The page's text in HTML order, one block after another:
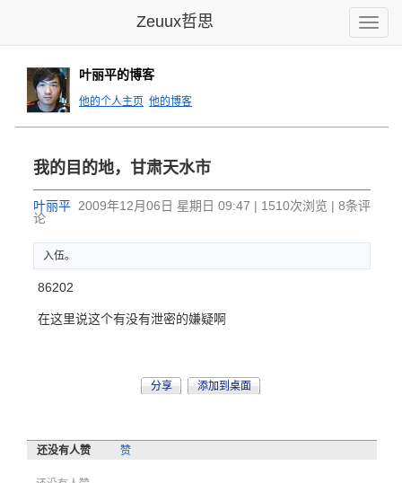
Toggle
Zeuux哲思
叶丽平的博客
他的个人主页 他的博客
我的目的地，甘肃天水市
叶丽平 2009年12月06日 星期日 09:47 | 1510次浏览 | 8条评
论
入伍。
86202
在这里说这个有没有泄密的嫌疑啊
分享 添加到桌面
还没有人赞 赞